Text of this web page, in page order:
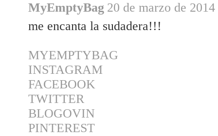
MyEmptyBag 20 de marzo de
me encanta la sudadera!!!
MYEMPTYBAG
INSTAGRAM
FACEBOOK
TWITTER
BLOGOVIN
PINTEREST